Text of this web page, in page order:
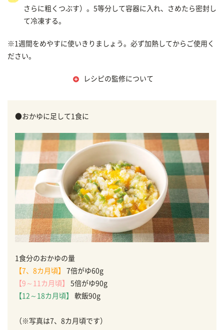
さらに粗くつぶす）。5等分して容器に入れ、さめたら密封し
て冷凍する。
※1週間をめやすに使いきりましょう。必ず加熱してからご使用く
ださい。
レシピの監修について
●おかゆに足して1食に
1食分のおかゆの量
【7、8カ月頃】
7倍がゆ60g
【9～11カ月頃】
5倍がゆ90g
【12～18カ月頃】
軟飯90g
（※写真は7、8カ月頃です）